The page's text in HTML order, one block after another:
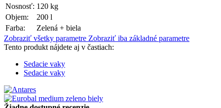
Nosnosť: 120 kg
Objem:
200 l
Farba:
Zelená + biela
Zobraziť všetky parametre Zobraziť iba základné parametre
Tento produkt nájdete aj v častiach:
Sedacie vaky
Sedacie vaky